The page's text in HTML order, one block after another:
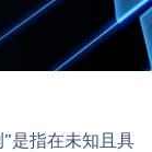
”是指在未知且具